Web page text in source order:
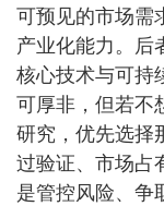
可预见的市场需
产业化能力。后
核心技术与可持
可厚非，但若不
研究，优先选择
过验证、市场占
是管控风险、争